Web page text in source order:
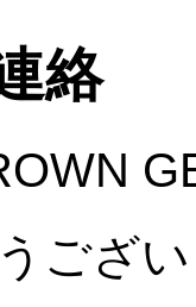
絡
ござ